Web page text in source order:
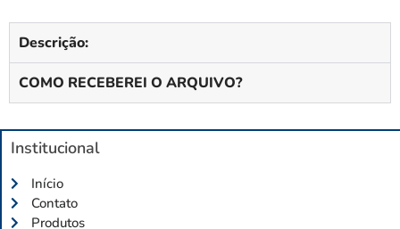
Descrição:
COMO RECEBEREI O ARQUIVO?
Institucional
Início
Contato
Produtos